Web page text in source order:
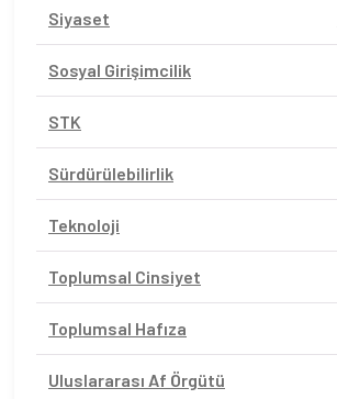
Siyaset
Sosyal Girişimcilik
STK
Sürdürülebilirlik
Teknoloji
Toplumsal Cinsiyet
Toplumsal Hafıza
Uluslararası Af Örgütü